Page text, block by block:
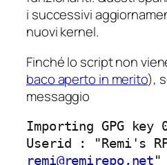
i successivi
nuovi kernel.
Finché lo script non
baco aperto in merito),
messaggio
Importing GPG key
Userid : "Remi's
remi@remirepo.net"